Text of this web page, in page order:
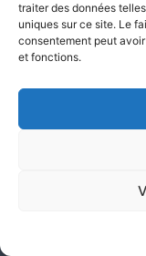
traiter des données
uniques sur ce site. Le
consentement peut
et fonctions.
14, Terrasse
589,
120,